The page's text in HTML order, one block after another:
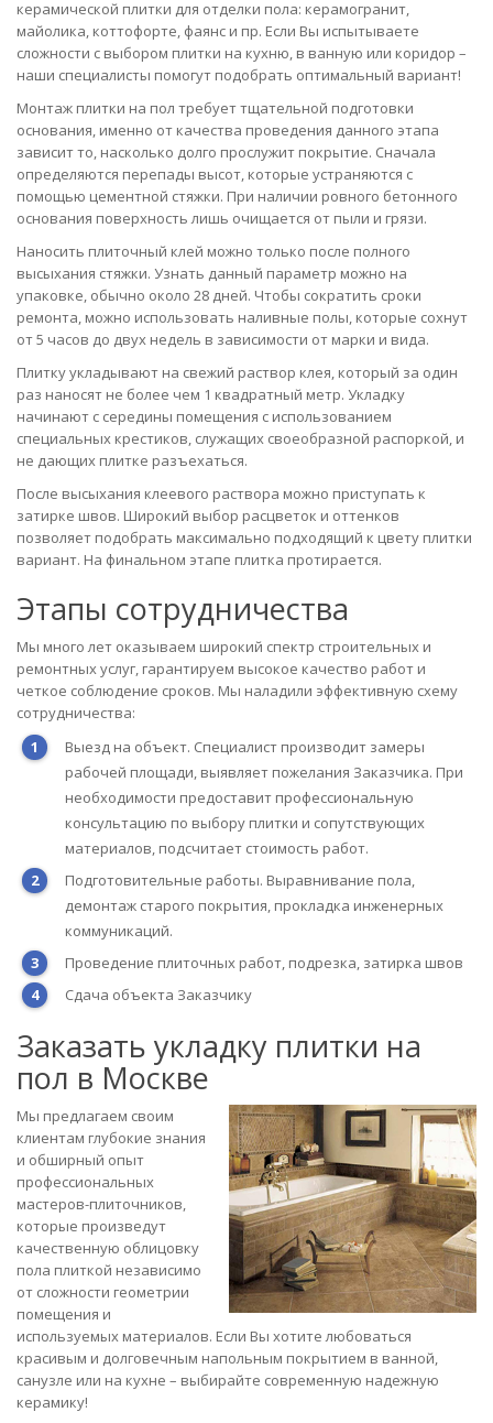
керамической плитки для отделки пола: керамогранит,
майолика, коттофорте, фаянс и пр. Если Вы испытываете
сложности с выбором плитки на кухню, в ванную или коридор –
наши специалисты помогут подобрать оптимальный вариант!
Монтаж плитки на пол требует тщательной подготовки
основания, именно от качества проведения данного этапа
зависит то, насколько долго прослужит покрытие. Сначала
определяются перепады высот, которые устраняются с
помощью цементной стяжки. При наличии ровного бетонного
основания поверхность лишь очищается от пыли и грязи.
Наносить плиточный клей можно только после полного
высыхания стяжки. Узнать данный параметр можно на
упаковке, обычно около 28 дней. Чтобы сократить сроки
ремонта, можно использовать наливные полы, которые сохнут
от 5 часов до двух недель в зависимости от марки и вида.
Плитку укладывают на свежий раствор клея, который за один
раз наносят не более чем 1 квадратный метр. Укладку
начинают с середины помещения с использованием
специальных крестиков, служащих своеобразной распоркой, и
не дающих плитке разъехаться.
После высыхания клеевого раствора можно приступать к
затирке швов. Широкий выбор расцветок и оттенков
позволяет подобрать максимально подходящий к цвету плитки
вариант. На финальном этапе плитка протирается.
Этапы сотрудничества
Мы много лет оказываем широкий спектр строительных и
ремонтных услуг, гарантируем высокое качество работ и
четкое соблюдение сроков. Мы наладили эффективную схему
сотрудничества:
Выезд на объект. Специалист производит замеры
рабочей площади, выявляет пожелания Заказчика. При
необходимости предоставит профессиональную
консультацию по выбору плитки и сопутствующих
материалов, подсчитает стоимость работ.
Подготовительные работы. Выравнивание пола,
демонтаж старого покрытия, прокладка инженерных
коммуникаций.
Проведение плиточных работ, подрезка, затирка швов
Сдача объекта Заказчику
Заказать укладку плитки на
пол в Москве
Мы предлагаем своим
клиентам глубокие знания
и обширный опыт
профессиональных
мастеров-плиточников,
которые произведут
качественную облицовку
пола плиткой независимо
от сложности геометрии
помещения и
используемых материалов. Если Вы хотите любоваться
красивым и долговечным напольным покрытием в ванной,
санузле или на кухне – выбирайте современную надежную
керамику!